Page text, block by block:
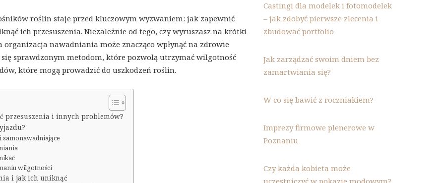
roślin staje przed kluczowym wyzwaniem: jak zapewnić
ich przesuszenia. Niezależnie od tego, czy wyruszasz na krótki
organizacja nawadniania może znacząco wpłynąć na zdrowie
sprawdzonym metodom, które pozwolą utrzymać wilgotność
które mogą prowadzić do uszkodzeń roślin.
przesuszenia i innych problemów?
wilgotności
i jak ich uniknąć
Castingi dla modelek i fotomodelek
– jak zdobyć pierwsze zlecenia i
zbudować portfolio
Jak zarządzać swoim dniem bez
zamartwiania się?
W co się bawić z roczniakiem?
Imprezy firmowe plenerowe w
Poznaniu
Czy każda kobieta może
uczestniczyć w pokazie modowym?